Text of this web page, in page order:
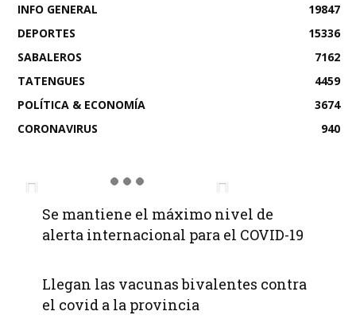
INFO GENERAL
19847
DEPORTES
15336
SABALEROS
7162
TATENGUES
4459
POLÍTICA & ECONOMÍA
3674
CORONAVIRUS
940
Se mantiene el máximo nivel de
alerta internacional para el COVID-19
Llegan las vacunas bivalentes contra
el covid a la provincia